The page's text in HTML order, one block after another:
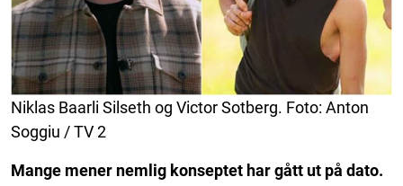
Niklas Baarli Silseth og Victor Sotberg. Foto: Anton
Soggiu / TV 2
Mange mener nemlig konseptet har gått ut på dato.